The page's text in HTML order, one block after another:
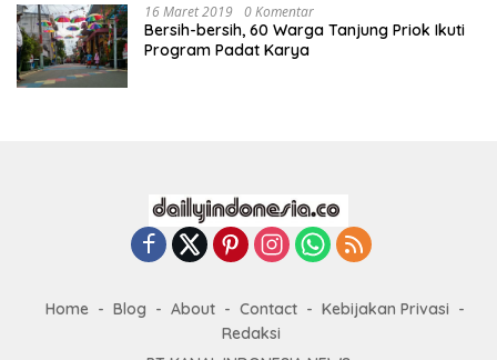
16 Maret 2019 0 Komentar
Bersih-bersih, 60 Warga Tanjung Priok Ikuti
Program Padat Karya
Home Blog About Contact
Kebijakan Privasi
Redaksi